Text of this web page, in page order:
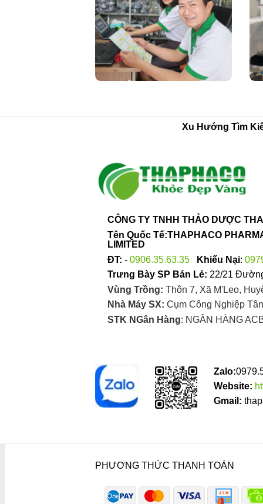
Xu Hướng Tìm
CÔNG TY TNHH THẢO DƯỢC
Tên Quốc Tế:THAPHACO
LIMITED
ĐT: - 0906.35.63.35 Khiếu Nại:
Trưng Bày SP Bán Lẻ: 22/21
Vùng Trồng: Thôn 7, Xã M'Leo,
Nhà Máy SX: Cụm Công Nghiệp
STK NGân Hàng: NGÂN HÀNG
Zalo:
Website:
Gmail:
PHƯƠNG THỨC THANH TOÁN